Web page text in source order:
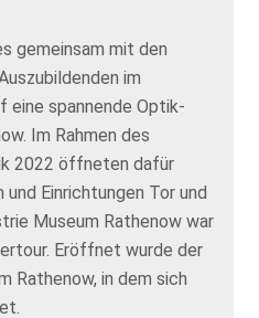
gemeinsam mit den
im
eine spannende Optik-
Im Rahmen des
2022 öffneten dafür
Einrichtungen Tor und
Museum Rathenow war
Eröffnet wurde der
Rathenow, in dem sich